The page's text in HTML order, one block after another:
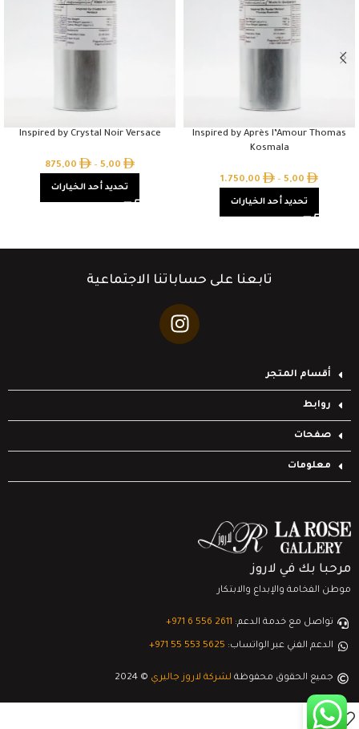
Inspired by Après l’Amour Thomas
Kosmala
5,00
–
1.750,00
تحديد أحد الخيارات
Inspired by Crystal Noir Versace
5,00
–
875,00
تحديد أحد الخيارات
تابعنا على حساباتنا الاجتماعية
أقسام المتجر
روابط
صفحات
معلومات
مرحبا بك في لاروز
موطن الفخامة والإبداع والابتكار
تواصل مع خدمة الدعم: ‎+971 6 556 2611
الدعم الفني عبر الواتساب: ‎+971 55 553 5625
جميع الحقوق محفوظة لشركة لاروز جاليري © 2024